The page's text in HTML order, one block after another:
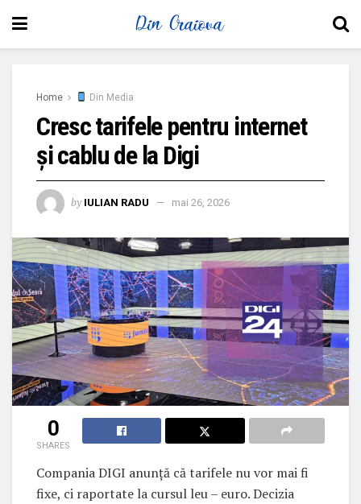
Home Din Media
Cresc tarifele pentru internet
și cablu de la Digi
by IULIAN RADU mai 26, 2026
0
SHARES
Compania DIGI anunță că tarifele nu vor mai fi
fixe, ci raportate la cursul leu – euro. Decizia